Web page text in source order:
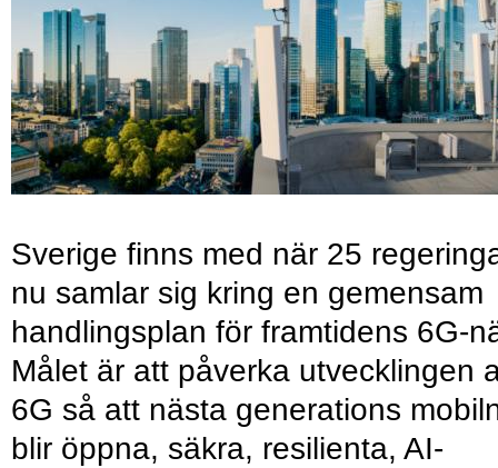
Sverige finns med när 25
nu samlar sig kring en gemensam
handlingsplan för framtidens 6G-
Målet är att påverka utvecklingen
6G så att nästa generations
blir öppna, säkra, resilienta, AI-